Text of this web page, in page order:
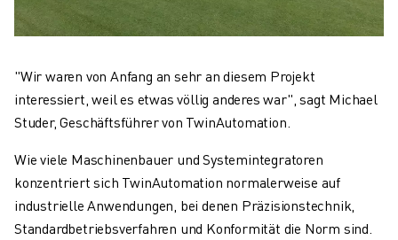
"Wir waren von Anfang an sehr an diesem Projekt
interessiert, weil es etwas völlig anderes war", sagt Michael
Studer, Geschäftsführer von TwinAutomation.
Wie viele Maschinenbauer und Systemintegratoren
konzentriert sich TwinAutomation normalerweise auf
industrielle Anwendungen, bei denen Präzisionstechnik,
Standardbetriebsverfahren und Konformität die Norm sind.